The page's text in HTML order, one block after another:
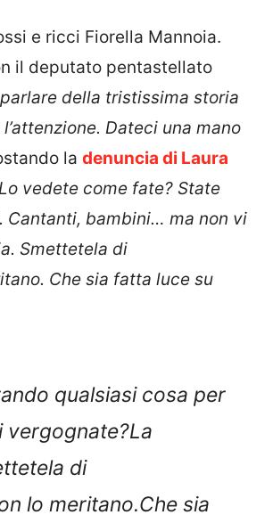
e ricci Fiorella Mannoia.
il deputato pentastellato
della tristissima storia
Dateci una mano
la denuncia di Laura
vedete come fate? State
bambini… ma non vi
Smettetela di
Che sia fatta luce su
qualsiasi cosa per
vergognate?La
di
lo meritano.Che sia